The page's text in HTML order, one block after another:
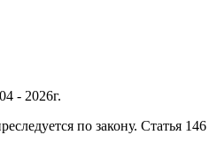
- 2026г.
по закону. Статья 146